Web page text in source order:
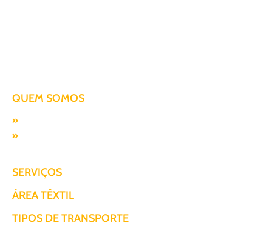
QUEM SOMOS
SERVIÇOS
ÁREA TÊXTIL
TIPOS DE TRANSPORTE